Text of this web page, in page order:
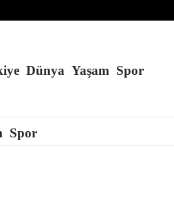
Dünya Yaşam Spor
Spor